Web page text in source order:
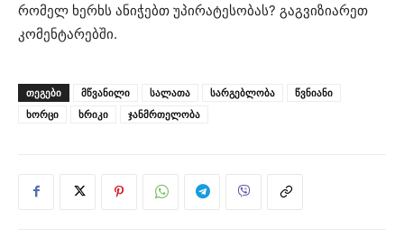
რომელ ხერხს ანიჭებთ უპირატესობას? გაგვიზიარეთ
კომენტარებში.
ᲗᲔᲒᲔᲑᲘ მწვანილი სალათა სარგებლობა
წვნიანი
ხორცი
ხრიკი ჯანმრთელობა